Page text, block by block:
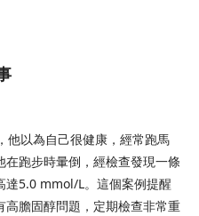
他以為自己很健康，經常跑馬
跑步時暈倒，經檢查發現一條
達5.0 mmol/L。這個案例提醒
膽固醇問題，定期檢查非常重